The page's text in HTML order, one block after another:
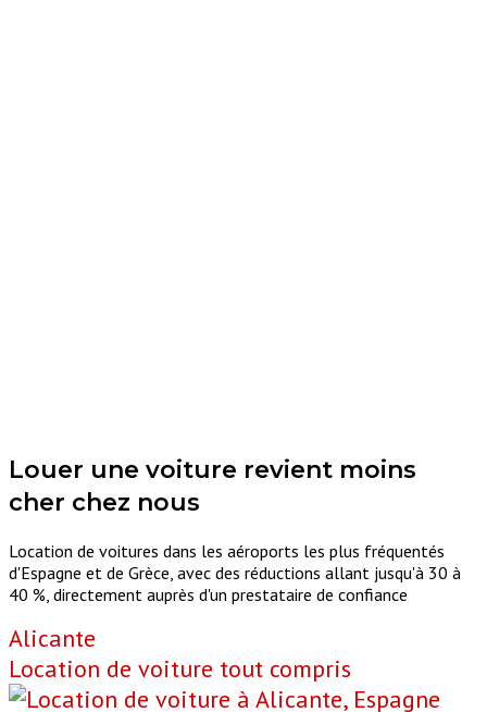
Louer une voiture revient moins
cher chez nous
Location de voitures dans les aéroports les plus fréquentés
d'Espagne et de Grèce, avec des réductions allant jusqu'à 30 à
40 %, directement auprès d'un prestataire de confiance
Alicante
Location de voiture tout compris